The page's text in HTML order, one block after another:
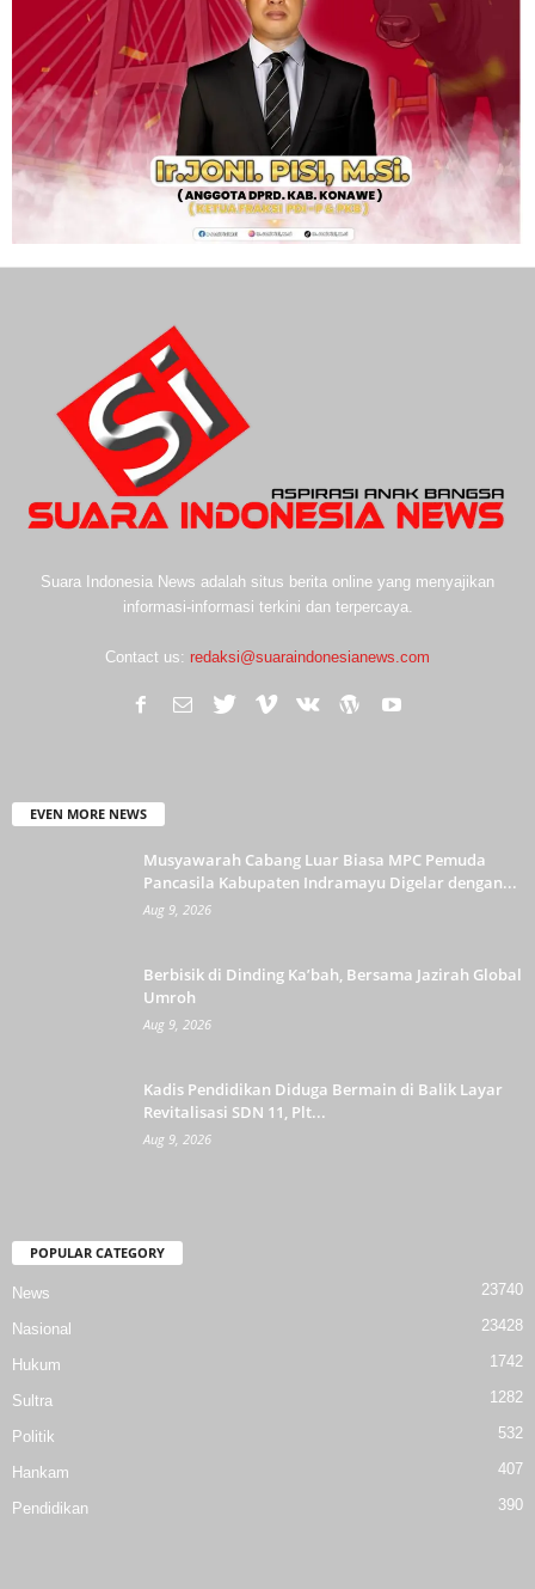
Suara Indonesia News adalah situs berita online yang menyajikan
informasi-informasi terkini dan terpercaya.
Contact us: redaksi@suaraindonesianews.com
EVEN MORE NEWS
Musyawarah Cabang Luar Biasa MPC Pemuda
Pancasila Kabupaten Indramayu Digelar dengan...
Aug 9, 2026
Berbisik di Dinding Ka’bah, Bersama Jazirah Global
Umroh
Aug 9, 2026
Kadis Pendidikan Diduga Bermain di Balik Layar
Revitalisasi SDN 11, Plt...
Aug 9, 2026
POPULAR CATEGORY
News 23740
Nasional 23428
Hukum 1742
Sultra 1282
Politik 532
Hankam 407
Pendidikan 390